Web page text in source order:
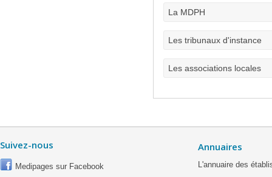
La MDPH
Les tribunaux d'instance
Les associations locales
Suivez-nous
Medipages sur Facebook
Annuaires
L'annuaire des